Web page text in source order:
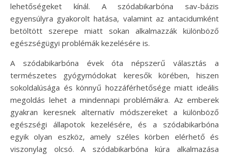
lehetőségeket kínál. A szódabikarbóna sav-bázis
egyensúlyra gyakorolt hatása, valamint az antacidumként
betöltött szerepe miatt sokan alkalmazzák különböző
egészségügyi problémák kezelésére is.
A szódabikarbóna évek óta népszerű választás a
természetes gyógymódokat keresők körében, hiszen
sokoldalúsága és könnyű hozzáférhetősége miatt ideális
megoldás lehet a mindennapi problémákra. Az emberek
gyakran keresnek alternatív módszereket a különböző
egészségi állapotok kezelésére, és a szódabikarbóna
egyik olyan eszköz, amely széles körben elérhető és
viszonylag olcsó. A szódabikarbóna kúra alkalmazása